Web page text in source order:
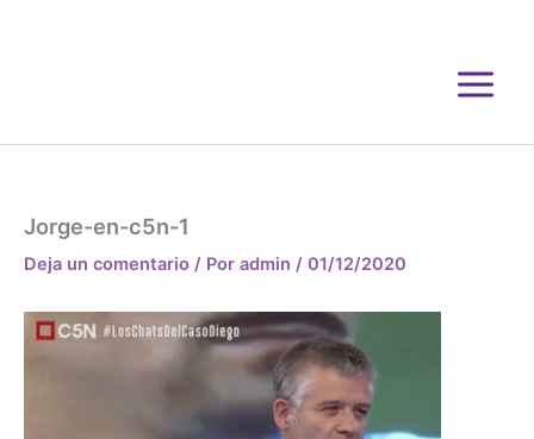
Jorge-en-c5n-1
Deja un comentario / Por admin / 01/12/2020